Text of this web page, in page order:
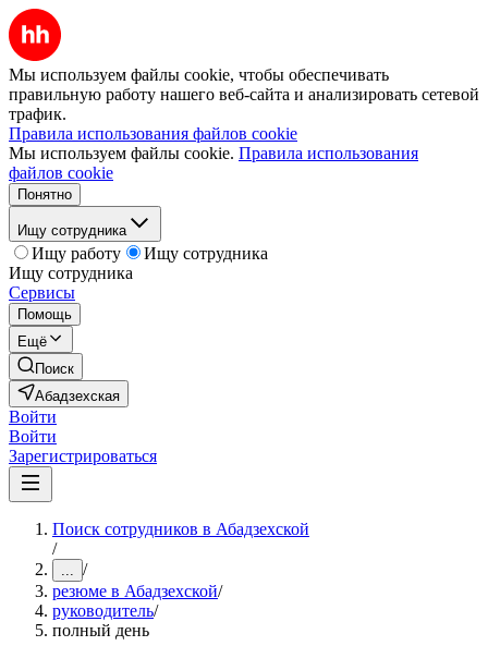
Мы используем файлы cookie, чтобы обеспечивать
правильную работу нашего веб-сайта и анализировать сетевой
трафик.
Правила использования файлов cookie
Мы используем файлы cookie. Правила использования
файлов cookie
Понятно
Ищу сотрудника
Ищу работу
Ищу сотрудника
Ищу сотрудника
Сервисы
Помощь
Ещё
Поиск
Абадзехская
Войти
Войти
Зарегистрироваться
Поиск сотрудников в Абадзехской
/
... /
резюме в Абадзехской/
руководитель/
полный день